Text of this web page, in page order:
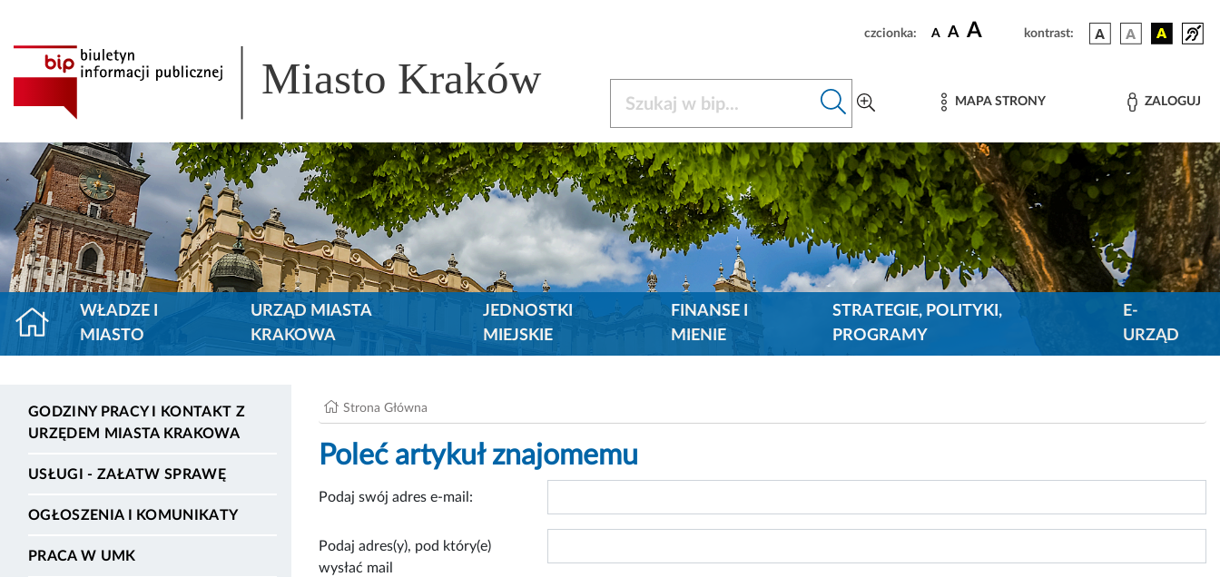
czcionka: A A A kontrast:
Miasto Kraków MAPA STRONY ZALOGUJ
WŁADZE I
MIASTO
URZĄD MIASTA
KRAKOWA
JEDNOSTKI
MIEJSKIE
FINANSE I
MIENIE
STRATEGIE, POLITYKI,
PROGRAMY
E-
URZĄD
GODZINY PRACY I KONTAKT Z
URZĘDEM MIASTA KRAKOWA
USŁUGI - ZAŁATW SPRAWĘ
OGŁOSZENIA I KOMUNIKATY
PRACA W UMK
Strona Główna
Poleć artykuł znajomemu
Podaj swój adres e-mail:
Podaj adres(y), pod który(e)
wysłać mail